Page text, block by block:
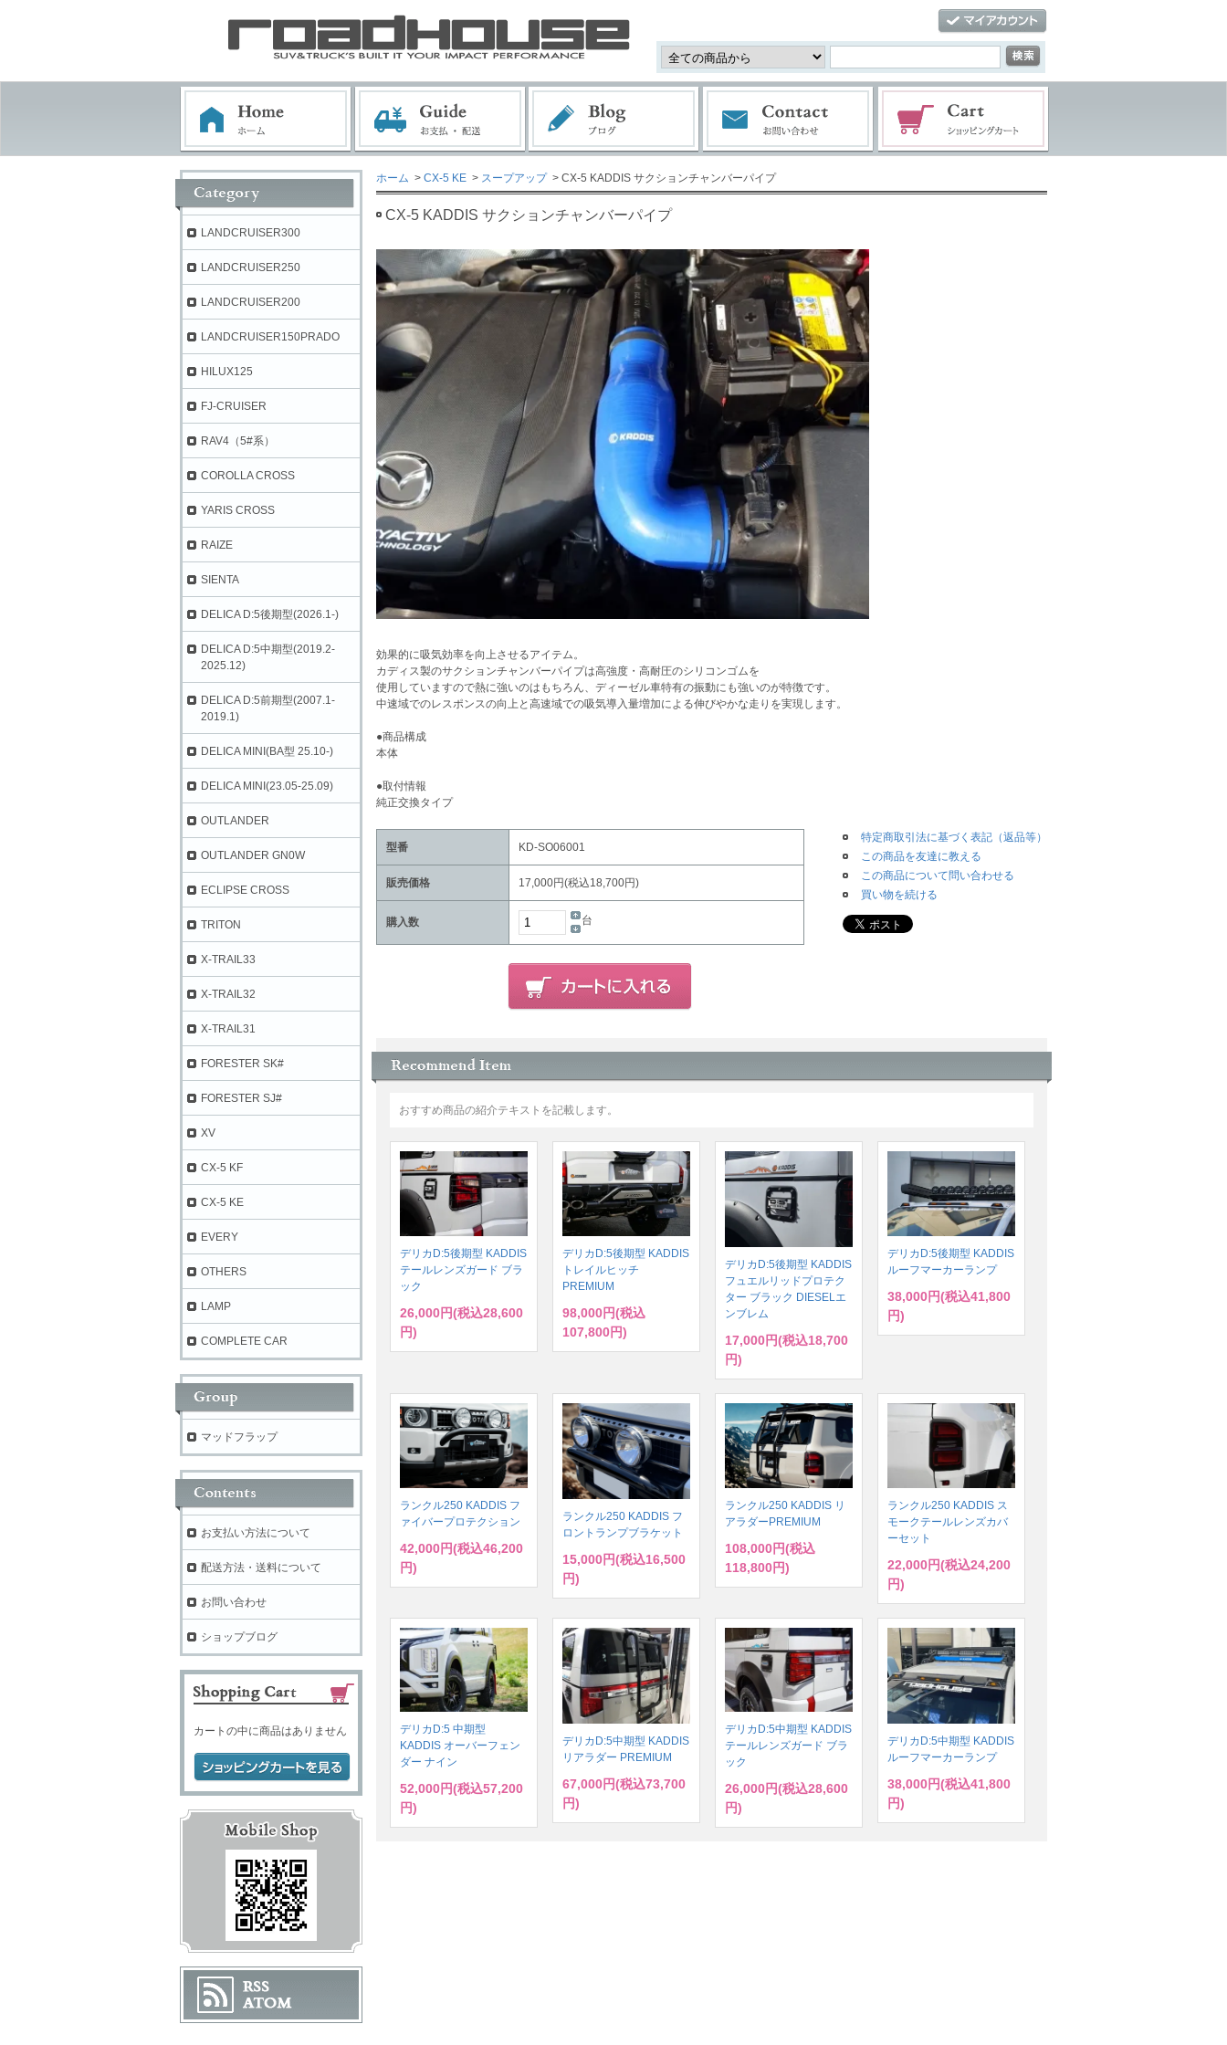
ホーム > CX-5 KE > スープアップ > CX-5 KADDIS サクションチャンバーパイプ
CX-5 KADDIS サクションチャンバーパイプ
効果的に吸気効率を向上させるアイテム。
カディス製のサクションチャンバーパイプは高強度・高耐圧のシリコンゴムを
使用していますので熱に強いのはもちろん、ディーゼル車特有の振動にも強いのが特徴です。
中速域でのレスポンスの向上と高速域での吸気導入量増加による伸びやかな走りを実現します。
●商品構成
本体
●取付情報
純正交換タイプ
型番 KD-SO06001
販売価格 17,000円(税込18,700円)
購入数 台
特定商取引法に基づく表記（返品等）
この商品を友達に教える
この商品について問い合わせる
買い物を続ける
おすすめ商品の紹介テキストを記載します。
デリカD:5後期型 KADDIS
テールレンズガード ブラ
ック
26,000円(税込28,600
円)
デリカD:5後期型 KADDIS
トレイルヒッチ
PREMIUM
98,000円(税込
107,800円)
デリカD:5後期型 KADDIS
フュエルリッドプロテク
ター ブラック DIESELエ
ンブレム
17,000円(税込18,700
円)
デリカD:5後期型 KADDIS
ルーフマーカーランプ
38,000円(税込41,800
円)
ランクル250 KADDIS フ
ァイバープロテクション
42,000円(税込46,200
円)
ランクル250 KADDIS フ
ロントランプブラケット
15,000円(税込16,500
円)
ランクル250 KADDIS リ
アラダーPREMIUM
108,000円(税込
118,800円)
ランクル250 KADDIS ス
モークテールレンズカバ
ーセット
22,000円(税込24,200
円)
デリカD:5 中期型
KADDIS オーバーフェン
ダー ナイン
52,000円(税込57,200
円)
デリカD:5中期型 KADDIS
リアラダー PREMIUM
67,000円(税込73,700
円)
デリカD:5中期型 KADDIS
テールレンズガード ブラ
ック
26,000円(税込28,600
円)
デリカD:5中期型 KADDIS
ルーフマーカーランプ
38,000円(税込41,800
円)
LANDCRUISER300
LANDCRUISER250
LANDCRUISER200
LANDCRUISER150PRADO
HILUX125
FJ-CRUISER
RAV4（5#系）
COROLLA CROSS
YARIS CROSS
RAIZE
SIENTA
DELICA D:5後期型(2026.1-)
DELICA D:5中期型(2019.2-
2025.12)
DELICA D:5前期型(2007.1-
2019.1)
DELICA MINI(BA型 25.10-)
DELICA MINI(23.05-25.09)
OUTLANDER
OUTLANDER GN0W
ECLIPSE CROSS
TRITON
X-TRAIL33
X-TRAIL32
X-TRAIL31
FORESTER SK#
FORESTER SJ#
XV
CX-5 KF
CX-5 KE
EVERY
OTHERS
LAMP
COMPLETE CAR
マッドフラップ
お支払い方法について
配送方法・送料について
お問い合わせ
ショップブログ
カートの中に商品はありません